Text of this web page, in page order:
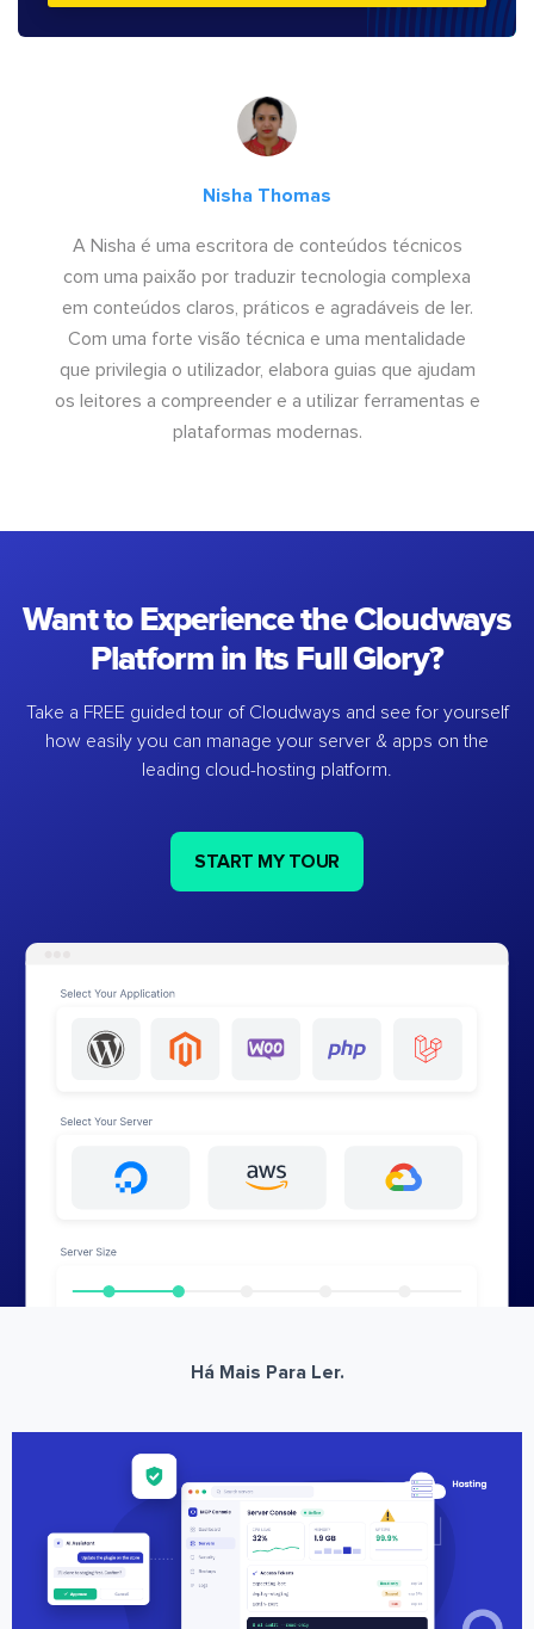
Nisha Thomas
A Nisha é uma escritora de conteúdos técnicos
com uma paixão por traduzir tecnologia complexa
em conteúdos claros, práticos e agradáveis de ler.
Com uma forte visão técnica e uma mentalidade
que privilegia o utilizador, elabora guias que ajudam
os leitores a compreender e a utilizar ferramentas e
plataformas modernas.
Want to Experience the Cloudways
Platform in Its Full Glory?
Take a FREE guided tour of Cloudways and see for yourself
how easily you can manage your server & apps on the
leading cloud-hosting platform.
START MY TOUR
Há Mais Para Ler.